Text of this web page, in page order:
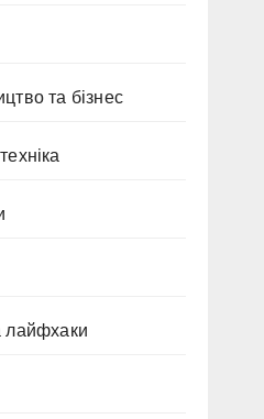
та бізнес
лайфхаки